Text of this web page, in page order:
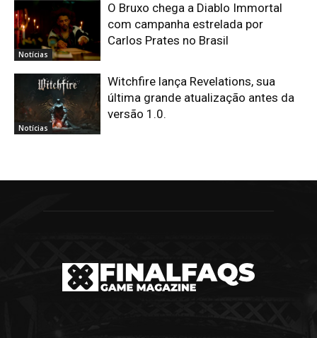
Notícias
O Bruxo chega a Diablo Immortal
com campanha estrelada por
Carlos Prates no Brasil
Notícias
Witchfire lança Revelations, sua
última grande atualização antes da
versão 1.0.